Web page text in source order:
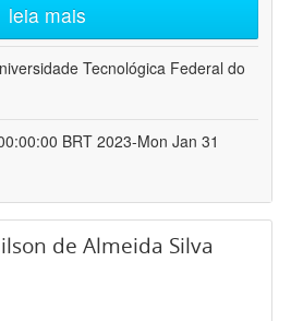
leia mais
Tecnológica Federal do
BRT 2023-Mon Jan 31
de Almeida Silva